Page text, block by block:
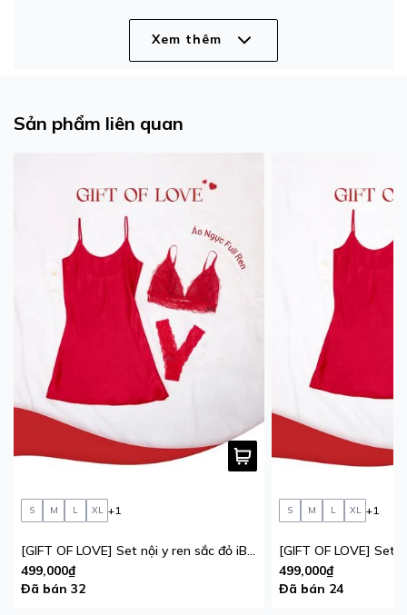
Xem thêm
Sản phẩm liên quan
S M L XL +1
[GIFT OF LOVE] Set nội y ren sắc đỏ iBasic phiên bản giới hạn
499,000₫
Đã bán 32
S M L XL +1
499,000₫
Đã bán 24